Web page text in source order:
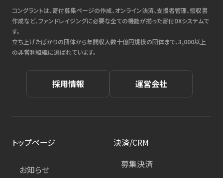
コングラントは、寄付募集ページの作成、オンライン決済、支援者管理、領収書
作成など、ファンドレイジングに必要な全ての機能が揃った寄付DXシステムで
す。
立ち上げたばかりの団体から年間収入数十億円規模の団体まで、3,000以上
の非営利組織に選ばれています。
採用情報 運営会社
トップページ
お知らせ
決済/CRM
募集決済